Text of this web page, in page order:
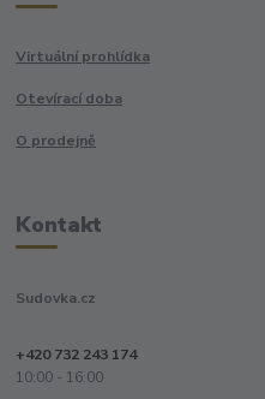
Virtuální prohlídka
Otevírací doba
O prodejně
Kontakt
Sudovka.cz
+420 732 243 174
10:00 - 16:00